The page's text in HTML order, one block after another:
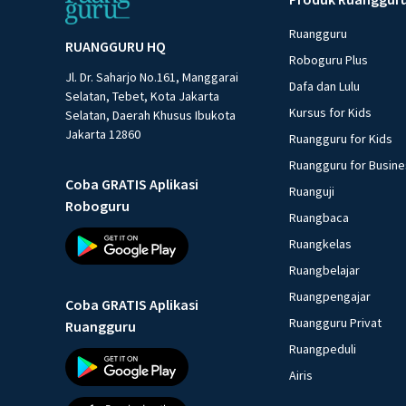
RUANGGURU HQ
Jl. Dr. Saharjo No.161, Manggarai
Selatan, Tebet, Kota Jakarta
Selatan, Daerah Khusus Ibukota
Jakarta 12860
Coba GRATIS Aplikasi
Roboguru
Coba GRATIS Aplikasi
Ruangguru
Ruangguru
Roboguru Plus
Dafa dan Lulu
Kursus for Kids
Ruangguru for Kids
Ruangguru for
Ruanguji
Ruangbaca
Ruangkelas
Ruangbelajar
Ruangpengajar
Ruangguru Privat
Ruangpeduli
Airis